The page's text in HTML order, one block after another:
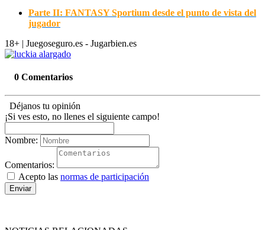
Parte II: FANTASY Sportium desde el punto de vista del
jugador
18+ | Juegoseguro.es - Jugarbien.es
0 Comentarios
Déjanos tu opinión
¡Si ves esto, no llenes el siguiente campo!
Nombre:
Comentarios:
Acepto las normas de participación
Enviar